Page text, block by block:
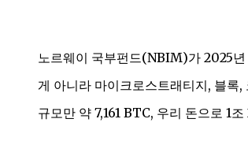
노르웨이 국부펀드(NBIM)가 2025년
게 아니라 마이크로스트래티지, 블록
규모만 약 7,161 BTC, 우리 돈으로 1